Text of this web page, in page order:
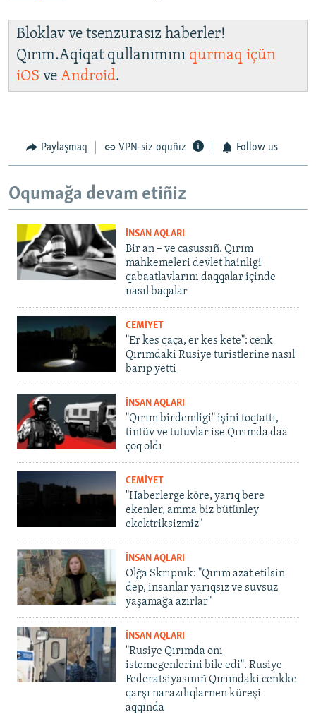
Bloklav ve tsenzurasız haberler!
Qırım.Aqiqat qullanımını qurmaq içün
iOS ve Android.
Paylaşmaq VPN-siz oquñız Follow us
Oqumağa devam etiñiz
İNSAN AQLARI
Bir an – ve casussıñ. Qırım
mahkemeleri devlet hainligi
qabaatlavlarını daqqalar içinde
nasıl baqalar
CEMİYET
"Er kes qaça, er kes kete": cenk
Qırımdaki Rusiye turistlerine nasıl
barıp yetti
İNSAN AQLARI
"Qırım birdemligi" işini toqtattı,
tintüv ve tutuvlar ise Qırımda daa
çoq oldı
CEMİYET
"Haberlerge köre, yarıq bere
ekenler, amma biz bütünley
ekektriksizmiz"
İNSAN AQLARI
Olğa Skrıpnık: "Qırım azat etilsin
dep, insanlar yarıqsız ve suvsuz
yaşamağa azırlar"
İNSAN AQLARI
"Rusiye Qırımda onı
istemegenlerini bile edi". Rusiye
Federatsiyasınıñ Qırımdaki cenkke
qarşı narazılıqlarnen küreşi
aqqında